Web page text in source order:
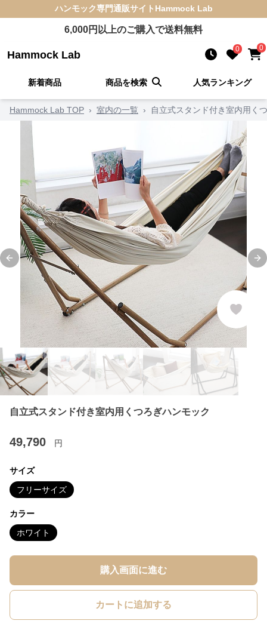
ハンモック専門通販サイト Hammock Lab
6,000円以上のご購入で送料無料
Hammock Lab 0 0
新着商品 商品を検索 人気ランキング
Hammock Lab TOP › 室内の一覧 › 自立式スタンド付き室内用く
Previous slide
自立式スタンド付き室内用くつろぎハンモック
49,790 円
サイズ
フリーサイズ
カラー
ホワイト
購入画面に進む
カートに追加する